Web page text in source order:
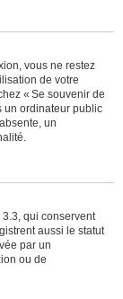
vous ne restez
de votre
« Se souvenir de
un ordinateur public
un
qui conservent
aussi le statut
par un
ou de